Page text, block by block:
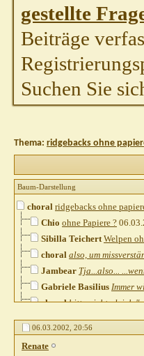
gestellte
Beiträge
Suchen Sie
Thema: ridgebacks ohne
Baum-Darstellung
choral ridgebacks ohne
Chio ohne Papiere ?
Sibilla Teichert Welpen
choral also, um
Jambear Tja...also...
Gabriele Basilius Immer
choral bitte nicht gleich
Renate Was spricht denn
claja hi, was ist denn nun
06.03.2002, 20:56
Renate